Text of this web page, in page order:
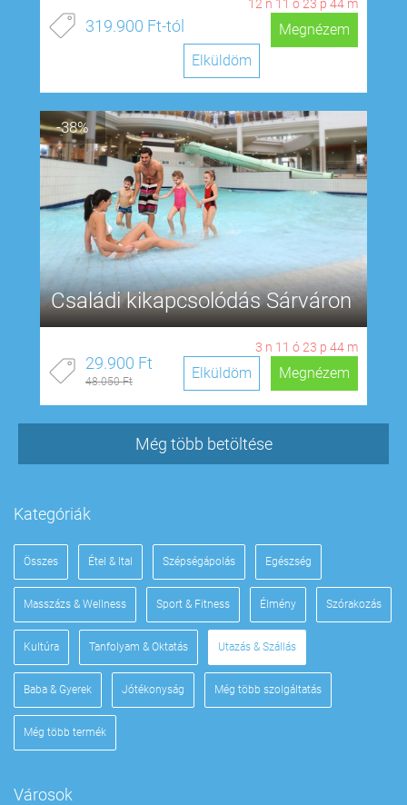
12 n 11 ó 23 p 43 m
319.900 Ft-tól
Megnézem
Elküldöm
-38%
Családi kikapcsolódás Sárváron
3 n 11 ó 23 p 43 m
29.900 Ft
48.050 Ft Megnézem
Elküldöm
Még több betöltése
Kategóriák
Összes Étel & Ital Szépségápolás Egészség
Masszázs & Wellness Sport & Fitness Élmény Szórakozás
Kultúra Tanfolyam & Oktatás Utazás & Szállás
Baba & Gyerek Jótékonyság Még több szolgáltatás
Még több termék
Városok